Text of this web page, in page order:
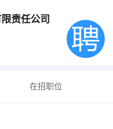
责任公司
在招职位